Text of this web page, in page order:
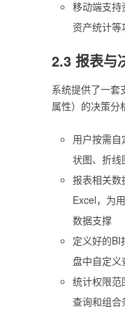
移动端支持
资产统计等
2.3 报表与
系统提供了一套
属性）的决策分
用户按需
状图、折线
报表相关数
Excel，为
数据支撑
定义好的BI
盘中自定义
统计权限范
查询和组合